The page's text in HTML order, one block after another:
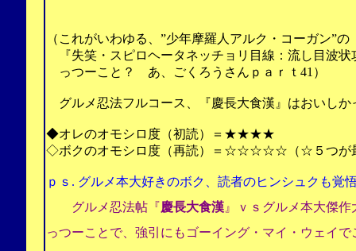
（これがいわゆる、”少年摩羅人アルク・コーガン”の
『失笑・スピロヘータネッチョリ目線：流し目波状
っつーこと？ あ、ごくろうさんｐａｒｔ41）
グルメ忍法フルコース、『慶長大食漢』はおいし
◆オレのオモシロ度（初読）＝★★★★
◇ボクのオモシロ度（再読）＝☆☆☆☆☆（☆５つが
ｐｓ. グルメ本大好きのボク、読者のヒンシュクも覚
グルメ忍法帖『慶長大食漢 』ｖｓグルメ本大傑作
っつーことで、強引にもゴーイング・マイ・ウェイ